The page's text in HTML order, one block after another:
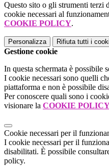
Questo sito o gli strumenti terzi
cookie necessari al
COOKIE POLICY.
Personalizza Rifiuta tutti i
Gestione cookie
In questa schermata è possibile
I cookie necessari sono quelli
piattaforma e non è possibile
Per conoscere quali sono i
visionare la COOKIE
Cookie necessari per il
I cookie necessari per il
disabilitati. È possibile
policy.